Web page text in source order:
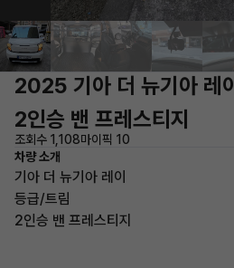
2025 기아 더 뉴기아 레이
2인승 밴 프레스티지
조회수 1,108마이픽 10
차량 소개
기아 더 뉴기아 레이
등급/트림
2인승 밴 프레스티지